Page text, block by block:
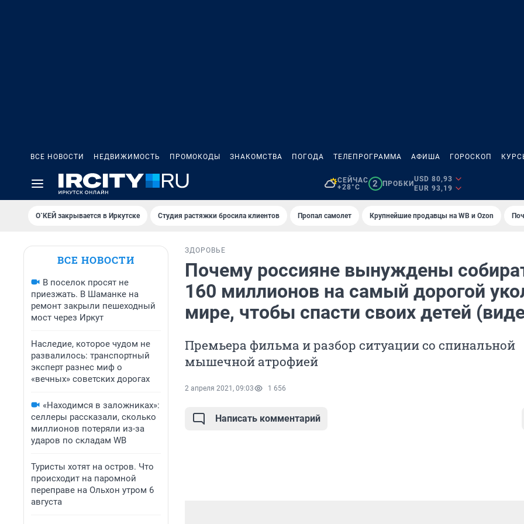
ВСЕ НОВОСТИ НЕДВИЖИМОСТЬ ПРОМОКОДЫ ЗНАКОМСТВА ПОГОДА ТЕЛЕПРОГРАММА АФИША ГОРОСКОП
СЕЙЧАС
+28°C
2 ПРОБКИ
USD 80,93
EUR 93,19
О`КЕЙ закрывается в Иркутске Студия растяжки бросила клиентов Пропал самолет Крупнейшие продавцы на WB и Ozon
ВСЕ НОВОСТИ
В поселок просят не
приезжать. В Шаманке на
ремонт закрыли пешеходный
мост через Иркут
Наследие, которое чудом не
развалилось: транспортный
эксперт разнес миф о
«вечных» советских дорогах
«Находимся в заложниках»:
селлеры рассказали, сколько
миллионов потеряли из-за
ударов по складам WB
Туристы хотят на остров. Что
происходит на паромной
переправе на Ольхон утром 6
августа
ЗДОРОВЬЕ
Почему россияне вынуждены
160 миллионов на самый дорогой
мире, чтобы спасти своих детей
Премьера фильма и разбор ситуации со спинальной
мышечной атрофией
2 апреля 2021, 09:03 1 656
Написать комментарий